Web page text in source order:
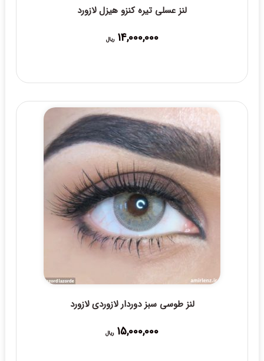
لنز عسلی تیره کنزو هیزل لازورد
14,000,000 ریال
لنز طوسی سبز دوردار لازوردی لازورد
15,000,000 ریال